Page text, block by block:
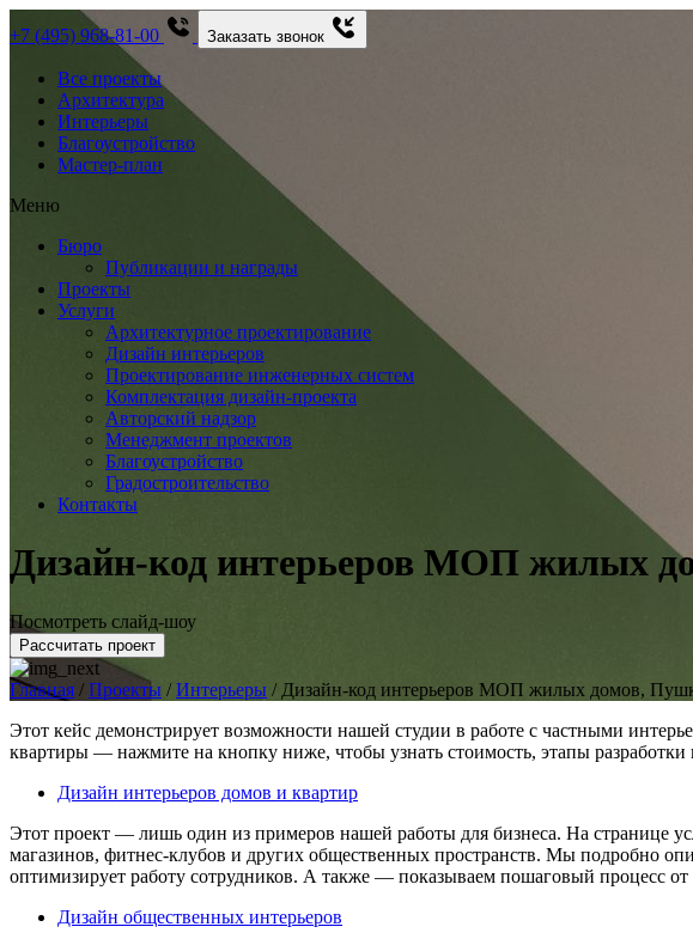
+7 (495) 968-81-00 Заказать звонок
Все проекты
Архитектура
Интерьеры
Благоустройство
Мастер-план
Меню
Бюро
Публикации и награды
Проекты
Услуги
Архитектурное проектирование
Дизайн интерьеров
Проектирование инженерных систем
Комплектация дизайн-проекта
Авторский надзор
Менеджмент проектов
Благоустройство
Градостроительство
Контакты
Дизайн-код интерьеров МОП жилых
Посмотреть слайд-шоу
Рассчитать проект
Главная / Проекты /Интерьеры / Дизайн-код интерьеров МОП жилых домов,
Этот кейс демонстрирует возможности нашей студии в работе с частными
квартиры — нажмите на кнопку ниже, чтобы узнать стоимость, этапы разработки
Дизайн интерьеров домов и квартир
Этот проект — лишь один из примеров нашей работы для бизнеса. На странице
магазинов, фитнес-клубов и других общественных пространств. Мы подробно
оптимизирует работу сотрудников. А также — показываем пошаговый процесс
Дизайн общественных интерьеров